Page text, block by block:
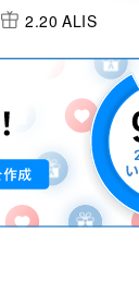
2.20 ALIS